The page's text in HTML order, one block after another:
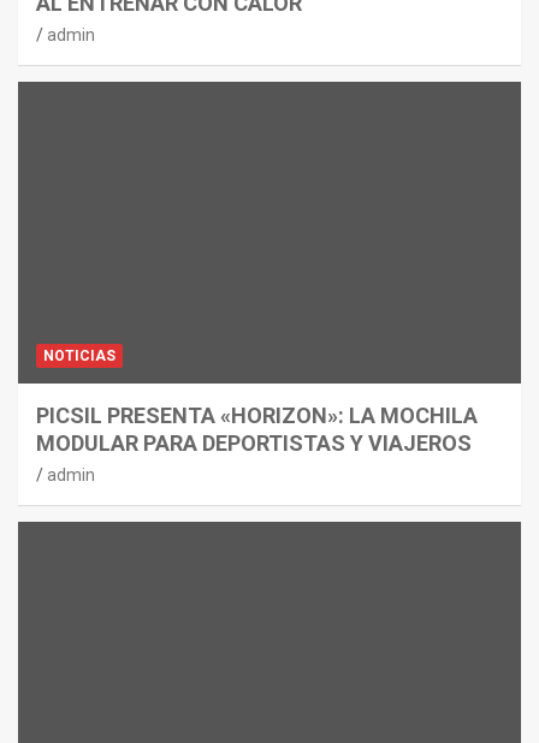
admin
NOTICIAS
PICSIL PRESENTA «HORIZON»: LA MOCHILA
MODULAR PARA DEPORTISTAS Y VIAJEROS
admin